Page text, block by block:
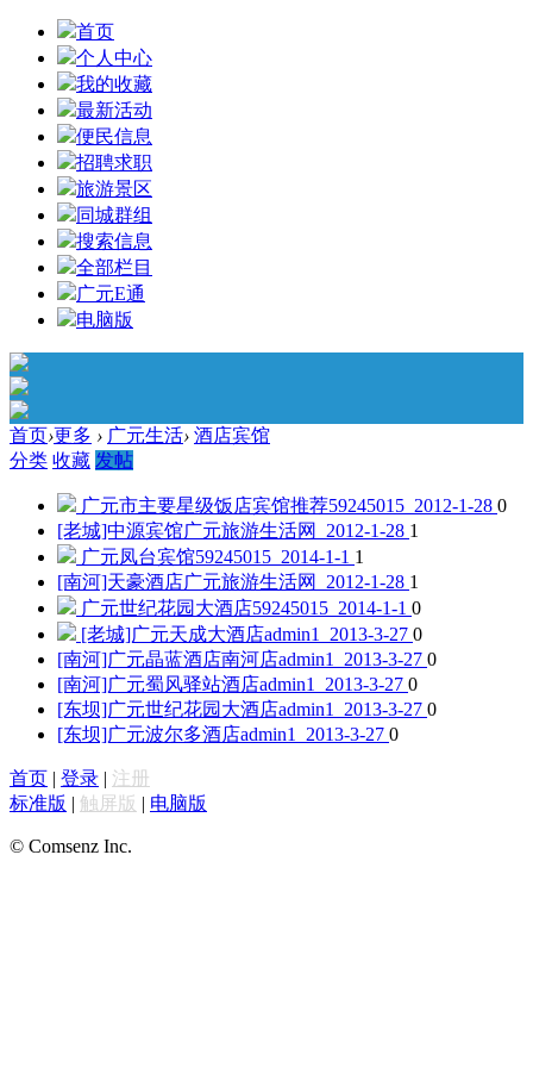
首页
个人中心
我的收藏
最新活动
便民信息
招聘求职
旅游景区
同城群组
搜索信息
全部栏目
广元E通
电脑版
首页›更多 › 广元生活› 酒店宾馆
分类 收藏 发帖
广元市主要星级饭店宾馆推荐59245015 2012-1-28 0
[老城]中源宾馆广元旅游生活网 2012-1-28 1
广元凤台宾馆59245015 2014-1-1 1
[南河]天豪酒店广元旅游生活网 2012-1-28 1
广元世纪花园大酒店59245015 2014-1-1 0
[老城]广元天成大酒店admin1 2013-3-27 0
[南河]广元晶蓝酒店南河店admin1 2013-3-27 0
[南河]广元蜀风驿站酒店admin1 2013-3-27 0
[东坝]广元世纪花园大酒店admin1 2013-3-27 0
[东坝]广元波尔多酒店admin1 2013-3-27 0
首页 | 登录 | 注册
标准版 | 触屏版 | 电脑版
© Comsenz Inc.